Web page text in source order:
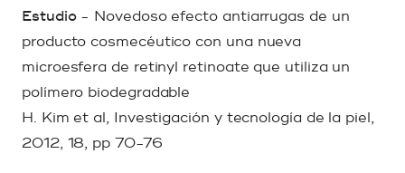
Estudio- Novedoso efecto antiarrugas de un
producto cosmecéutico con una nueva
microesfera de retinyl retinoate que utiliza un
polímero biodegradable
H. Kim et al, Investigación y tecnología de la piel,
2012, 18, pp 70-76